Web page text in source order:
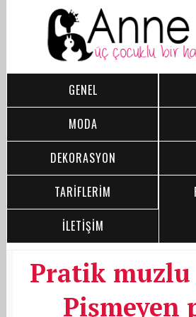
GENEL
MODA
DEKORASYON
TARİFLERİM
İLETİŞİM
Pratik muzlu
Pişmeyen